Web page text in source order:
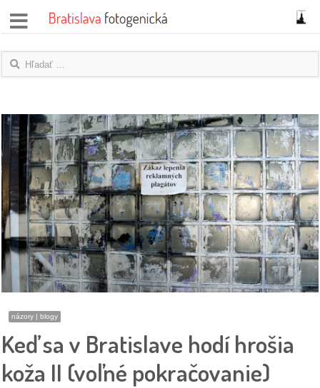
správy
názory
|
blogy
rozhovory
fotky
protesty
granty
kalendár
názory | blogy
Keď sa v Bratislave hodí hrošia
koža II (voľné pokračovanie)